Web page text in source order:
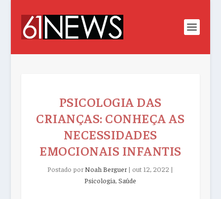
PSICOLOGIA DAS
CRIANÇAS: CONHEÇA AS
NECESSIDADES
EMOCIONAIS INFANTIS
Postado por Noah Berguer|out 12, 2022 |
Psicologia,Saúde